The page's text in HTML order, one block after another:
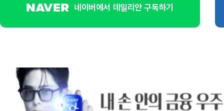
네이버에서 데일리안 구독하기